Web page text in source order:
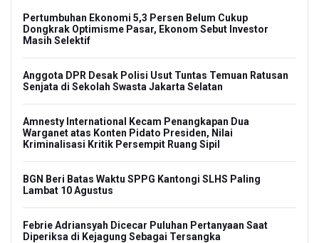
Pertumbuhan Ekonomi 5,3 Persen Belum Cukup
Dongkrak Optimisme Pasar, Ekonom Sebut Investor
Masih Selektif
Anggota DPR Desak Polisi Usut Tuntas Temuan Ratusan
Senjata di Sekolah Swasta Jakarta Selatan
Amnesty International Kecam Penangkapan Dua
Warganet atas Konten Pidato Presiden, Nilai
Kriminalisasi Kritik Persempit Ruang Sipil
BGN Beri Batas Waktu SPPG Kantongi SLHS Paling
Lambat 10 Agustus
Febrie Adriansyah Dicecar Puluhan Pertanyaan Saat
Diperiksa di Kejagung Sebagai Tersangka